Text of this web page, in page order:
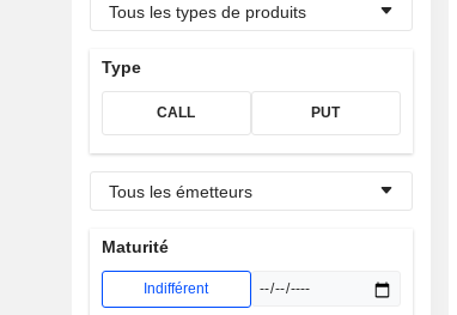
Tous les types de produits
Type
CALL PUT
Tous les émetteurs
Maturité
Indifférent